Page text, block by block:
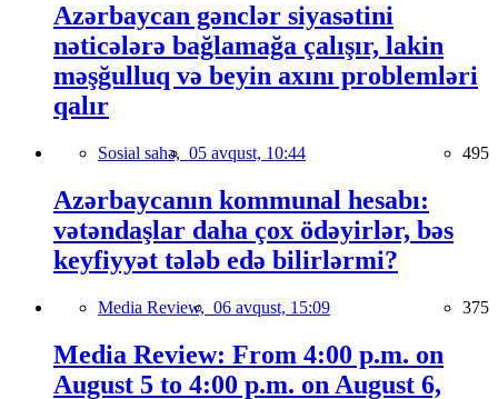
Azərbaycan gənclər siyasətini
nəticələrə bağlamağa çalışır, lakin
məşğulluq və beyin axını problemləri
qalır
Sosial sahə, 05 avqust, 10:44 495
Azərbaycanın kommunal hesabı:
vətəndaşlar daha çox ödəyirlər, bəs
keyfiyyət tələb edə bilirlərmi?
Media Review, 06 avqust, 15:09 375
Media Review: From 4:00 p.m. on
August 5 to 4:00 p.m. on August 6,